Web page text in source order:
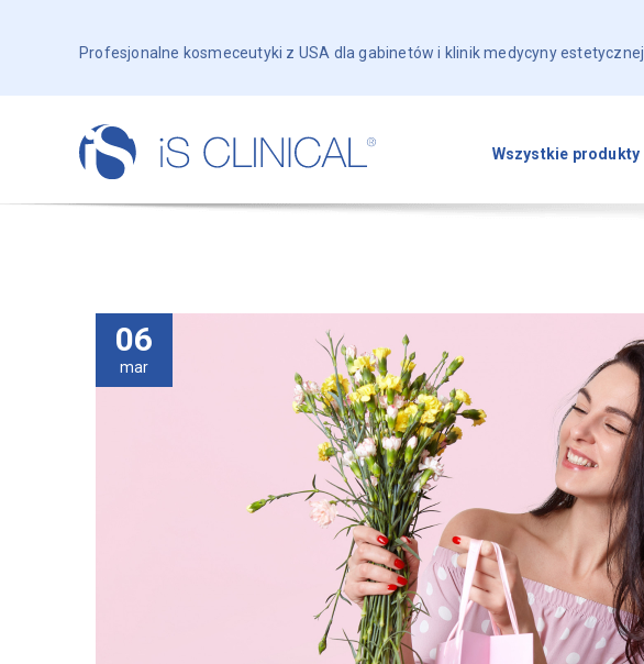
Profesjonalne kosmeceutyki z USA dla gabinetów i klinik medycyny estetycznej
Wszystkie produkty
06
mar